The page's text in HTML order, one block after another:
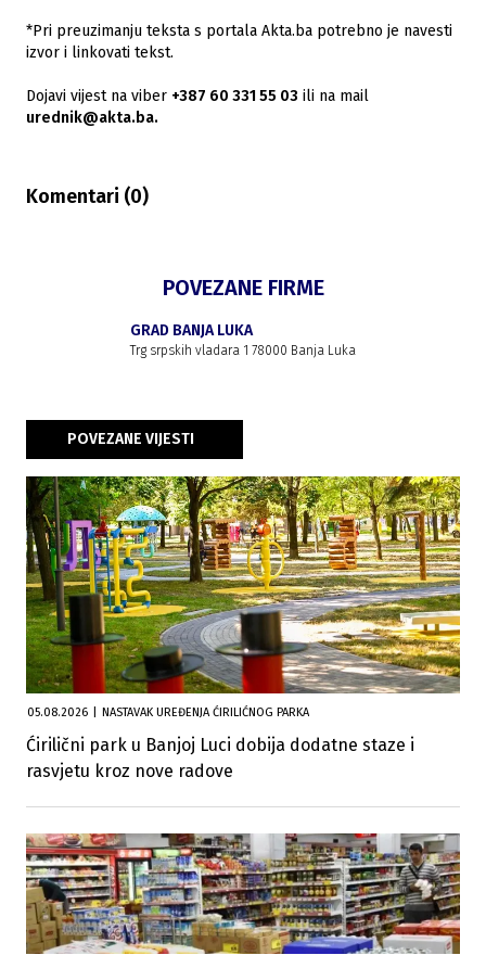
*Pri preuzimanju teksta s portala Akta.ba potrebno je navesti
izvor i linkovati tekst.
Dojavi vijest na viber +387 60 331 55 03 ili na mail
urednik@akta.ba.
Komentari (0)
POVEZANE FIRME
GRAD BANJA LUKA
Trg srpskih vladara 1 78000 Banja Luka
POVEZANE VIJESTI
05.08.2026 NASTAVAK UREĐENJA ĆIRILIĆNOG PARKA
Ćirilični park u Banjoj Luci dobija dodatne staze i
rasvjetu kroz nove radove